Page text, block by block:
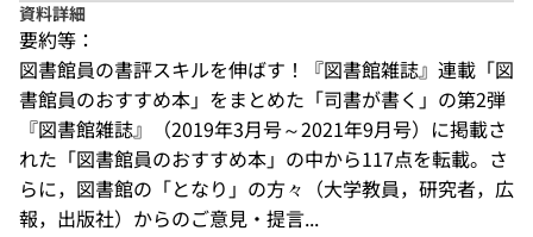
資料詳細
要約等：
図書館員の書評スキルを伸ばす！『図書館雑誌』連載「図
書館員のおすすめ本」をまとめた「司書が書く」の第2弾
『図書館雑誌』（2019年3月号～2021年9月号）に掲載さ
れた「図書館員のおすすめ本」の中から117点を転載。さ
らに，図書館の「となり」の方々（大学教員，研究者，広
報，出版社）からのご意見・提言...